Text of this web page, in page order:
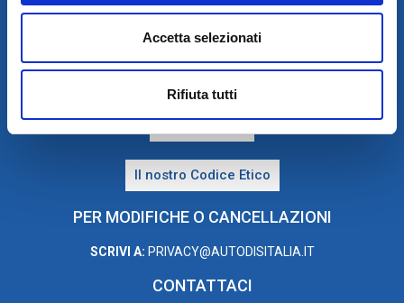
Accetta selezionati
Rifiuta tutti
PRIVACY E COOKIE POLICY
Privacy e Trattamento dei dati personali
Cookie Policy
Il nostro Codice Etico
PER MODIFICHE O CANCELLAZIONI
SCRIVI A: PRIVACY@AUTODISITALIA.IT
CONTATTACI